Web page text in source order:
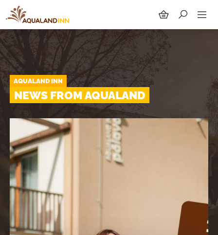
AQUALAND INN
NEWS FROM AQUALAND